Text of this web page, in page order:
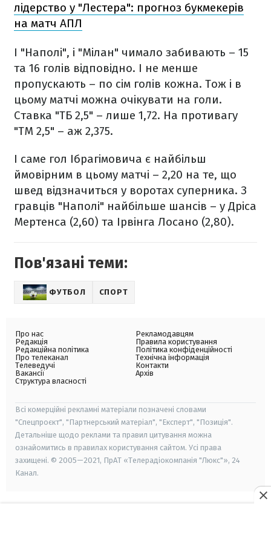
лідерство у "Лестера": прогноз букмекерів
на матч АПЛ
І "Наполі", і "Мілан" чимало забивають – 15
та 16 голів відповідно. І не менше
пропускають – по сім голів кожна. Тож і в
цьому матчі можна очікувати на голи.
Ставка "ТБ 2,5" – лише 1,72. На противагу
"ТМ 2,5" – аж 2,375.
І саме гол Ібрагімовича є найбільш
ймовірним в цьому матчі – 2,20 на те, що
швед відзначиться у воротах суперника. З
гравців "Наполі" найбільше шансів – у Дріса
Мертенса (2,60) та Ірвінга Лосано (2,80).
Пов'язані теми:
ФУТБОЛ СПОРТ
Про нас
Редакція
Редакційна політика
Про телеканал
Телеведучі
Вакансії
Структура власності
Рекламодавцям
Правила користування
Політика конфіденційності
Технічна інформація
Контакти
Архів
Всі комерційні рекламні матеріали позначені словами
"Спецпроєкт", "Партнерський матеріал", "Експерт", "Позиція".
Детальніше щодо реклами та правил цитування можна
ознайомитись в правилах користування сайтом. Усі права
захищені. © 2005—2021, ПрАТ «Телерадіокомпанія "Люкс"», 24
Канал.